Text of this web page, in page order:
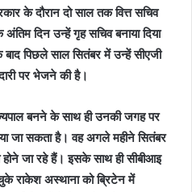
के दौरान दो साल तक वित्त सचिव
दिन उन्हें गृह सचिव बनाया दिया
पिछले साल सितंबर में उन्हें सीएजी
पर भेजने की है।
बनने के साथ ही उनकी जगह पर
जा सकता है। वह अगले महीने सितंबर
जा रहे हैं। इसके साथ ही सीबीआइ
राकेश अस्थाना को ब्रिटेन में